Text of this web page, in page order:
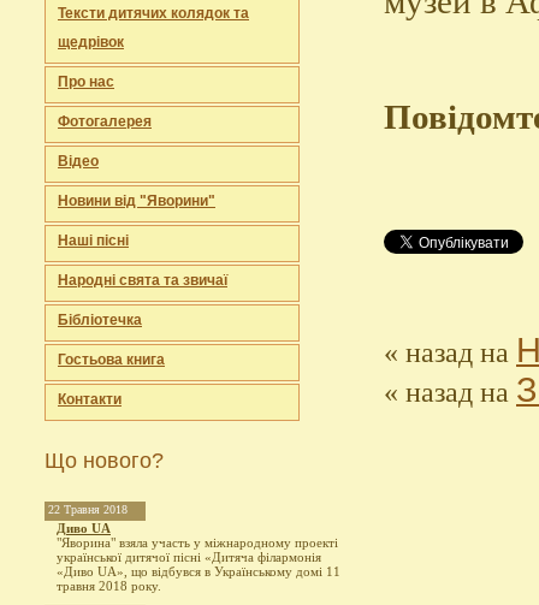
Тексти дитячих колядок та
щедрівок
Про нас
Фотогалерея
Відео
Новини від "Яворини"
Наші пісні
Народні свята та звичаї
Бібліотечка
Гостьова книга
Контакти
Що нового?
22 Травня 2018
Диво UA
"Яворина" взяла участь у міжнародному проекті
української дитячої пісні «Дитяча філармонія
«Диво UA», що відбувся в Українському домі 11
травня 2018 року.
« назад на
« назад на